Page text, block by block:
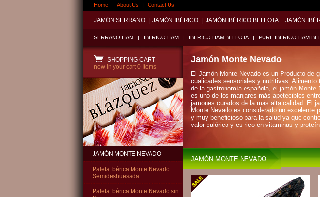
Home | About Us | Contact Us
JAMÓN SERRANO JAMÓN IBÉRICO JAMÓN IBÉRICO BELLOTA JAMÓN
SERRANO HAM | IBERICO HAM | IBERICO HAM BELLOTA | PURE IBERICO HAM
SHOPPING CART
now in your cart 0 Items
JAMÓN MONTE NEVADO
Paleta Ibérica Monte Nevado
Semideshuesada
Paleta Ibérica Monte Nevado sin
Jamón Monte Nevado
El Jamón Monte Nevado es un Producto de
cualidades sensoriales y nutritivas. Alimento
de la gastronomía española, el jamón Monte
es uno de los manjares más apetecibles
jamones curados de la más alta calidad. El
Monte Nevado es considerado un excelente
y muy beneficioso para la salud ya que
valor calórico y es rico en vitaminas y
JAMÓN MONTE NEVADO